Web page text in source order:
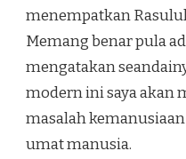
menempatkan
Memang benar pula
mengatakan
modern ini saya akan
masalah
umat manusia.